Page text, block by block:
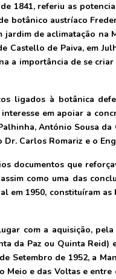
1841, referiu as
botânico austríaco
jardim de aclimatação na
Castello de Paiva, em
a importância de se
ligados à botânica
em apoiar a
António Sousa da
Carlos Romariz e o
documentos que
como uma das
em 1950, constituíram
com a aquisição,
da Paz ou Quinta
Setembro de 1952, a
Meio e das Voltas e